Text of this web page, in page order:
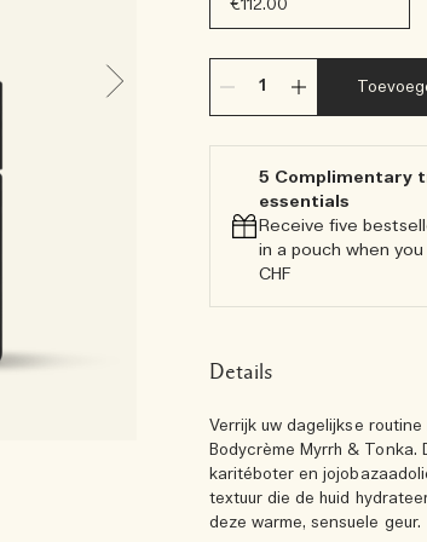
€112.00
5 Complimentary
essentials​
Receive five
in a pouch when
CHF
Details
Verrijk uw dagelijkse
Bodycrème Myrrh & Tonka.
karitéboter en
textuur die de huid
deze warme, sensuele geur.